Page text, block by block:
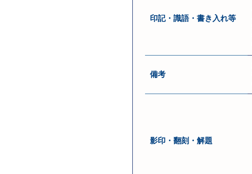
印記・識語・書き入れ等
備考
影印・翻刻・解題